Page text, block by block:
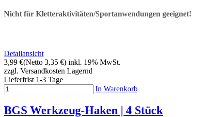
Nicht für Kletteraktivitäten/Sportanwendungen geeignet!
Detailansicht
3,99 €(Netto 3,35 €) inkl. 19% MwSt.
zzgl. Versandkosten Lagernd
Lieferfrist 1-3 Tage
In Warenkorb
BGS Werkzeug-Haken | 4 Stück